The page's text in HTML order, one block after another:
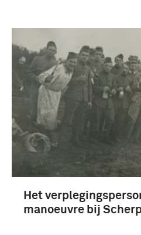
Het
manoeuvre bij